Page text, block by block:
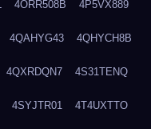
4ORR508B 4P5VX889
4QAHYG43 4QHYCH8B
4QXRDQN7 4S31TENQ
4SYJTR01 4T4UXTTO